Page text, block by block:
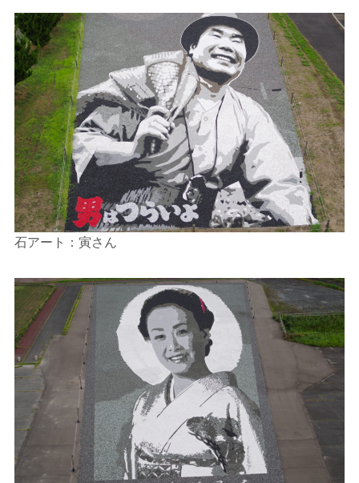
石アート：寅さん